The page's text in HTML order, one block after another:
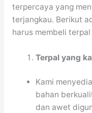
terpercaya yang
terjangkau. Berikut
harus membeli terpal
Terpal yang
Kami
bahan
dan awet